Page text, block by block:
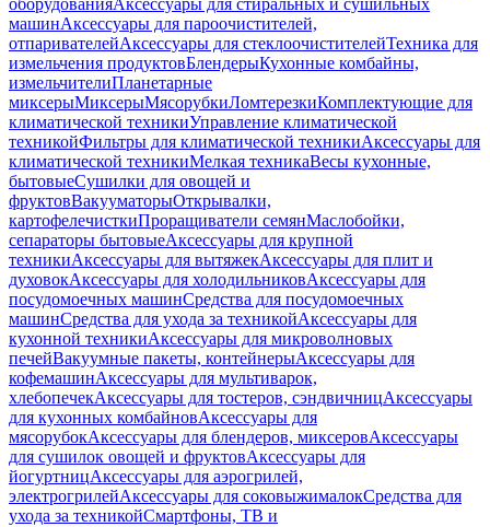
оборудованияАксессуары для стиральных и сушильных
машинАксессуары для пароочистителей,
отпаривателейАксессуары для стеклоочистителейТехника для
измельчения продуктовБлендерыКухонные комбайны,
измельчителиПланетарные
миксерыМиксерыМясорубкиЛомтерезкиКомплектующие для
климатической техникиУправление климатической
техникойФильтры для климатической техникиАксессуары для
климатической техникиМелкая техникаВесы кухонные,
бытовыеСушилки для овощей и
фруктовВакууматорыОткрывалки,
картофелечисткиПроращиватели семянМаслобойки,
сепараторы бытовыеАксессуары для крупной
техникиАксессуары для вытяжекАксессуары для плит и
духовокАксессуары для холодильниковАксессуары для
посудомоечных машинСредства для посудомоечных
машинСредства для ухода за техникойАксессуары для
кухонной техникиАксессуары для микроволновых
печейВакуумные пакеты, контейнерыАксессуары для
кофемашинАксессуары для мультиварок,
хлебопечекАксессуары для тостеров, сэндвичницАксессуары
для кухонных комбайновАксессуары для
мясорубокАксессуары для блендеров, миксеровАксессуары
для сушилок овощей и фруктовАксессуары для
йогуртницАксессуары для аэрогрилей,
электрогрилейАксессуары для соковыжималокСредства для
ухода за техникойСмартфоны, ТВ и